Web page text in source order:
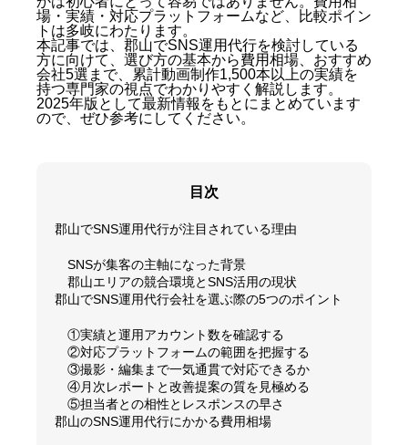
場・実績・対応プラットフォームなど、比較ポイン
トは多岐にわたります。
本記事では、郡山でSNS運用代行を検討している
方に向けて、選び方の基本から費用相場、おすすめ
会社5選まで、累計動画制作1,500本以上の実績を
持つ専門家の視点でわかりやすく解説します。
2025年版として最新情報をもとにまとめています
ので、ぜひ参考にしてください。
目次
郡山でSNS運用代行が注目されている理由
SNSが集客の主軸になった背景
郡山エリアの競合環境とSNS活用の現状
郡山でSNS運用代行会社を選ぶ際の5つのポイント
①実績と運用アカウント数を確認する
②対応プラットフォームの範囲を把握する
③撮影・編集まで一気通貫で対応できるか
④月次レポートと改善提案の質を見極める
⑤担当者との相性とレスポンスの早さ
郡山のSNS運用代行にかかる費用相場